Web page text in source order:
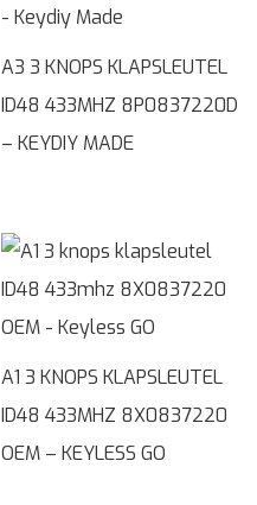
A3 3 KNOPS KLAPSLEUTEL
ID48 433MHZ 8P0837220D
– KEYDIY MADE
A1 3 KNOPS KLAPSLEUTEL
ID48 433MHZ 8X0837220
OEM – KEYLESS GO